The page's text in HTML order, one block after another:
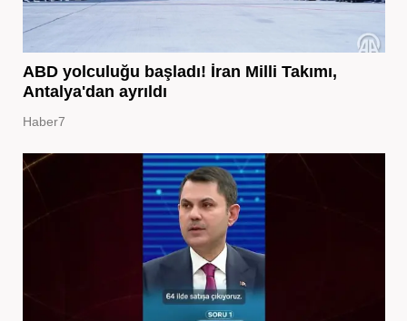
ABD yolculuğu başladı! İran Milli Takımı,
Antalya'dan ayrıldı
Haber7